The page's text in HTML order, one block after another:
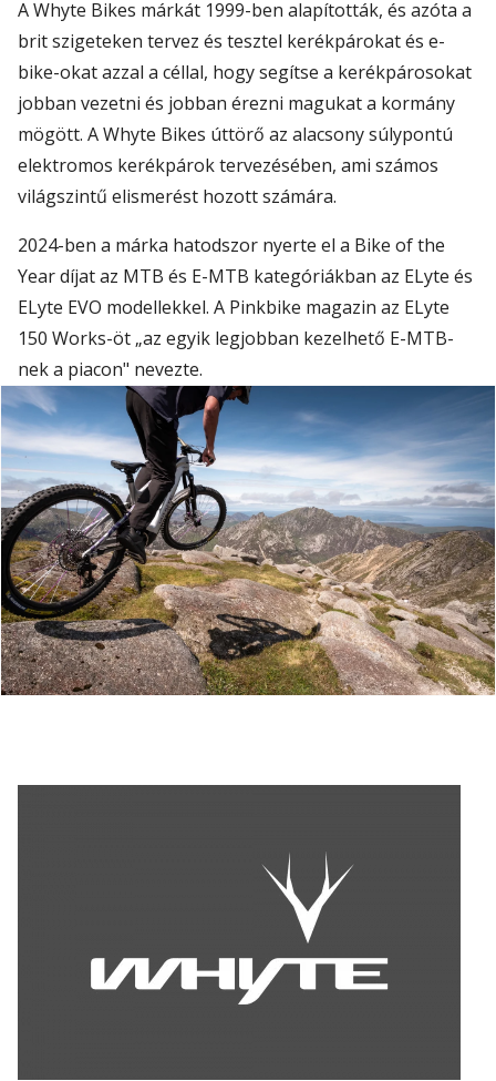
A Whyte Bikes márkát 1999-ben alapították, és azóta a
brit szigeteken tervez és tesztel kerékpárokat és e-
bike-okat azzal a céllal, hogy segítse a kerékpárosokat
jobban vezetni és jobban érezni magukat a kormány
mögött. A Whyte Bikes úttörő az alacsony súlypontú
elektromos kerékpárok tervezésében, ami számos
világszintű elismerést hozott számára.
2024-ben a márka hatodszor nyerte el a Bike of the
Year díjat az MTB és E-MTB kategóriákban az ELyte és
ELyte EVO modellekkel. A Pinkbike magazin az ELyte
150 Works-öt „az egyik legjobban kezelhető E-MTB-
nek a piacon" nevezte.